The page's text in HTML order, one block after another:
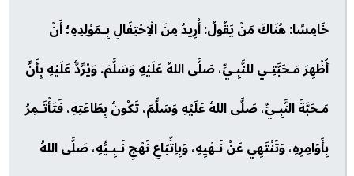
خَامِسًا: هُنَاكَ مَنْ يَقُولُ: أُرِيدُ مِنَ الْاِحْتِفَالِ بِـمَوْلِدِهِ؛ أَنْ
أُظْهِرَ مَـحَبَّتِـي للنَّبِـيِّ، صَلَّى اللهُ عَلَيْهِ وَسَلَّمَ. وَيُرَّدُّ عَلَيْهِ بِأَنَّ
مَـحَبَّةَ النَّبِـيِّ، صَلَّى اللهُ عَلَيْهِ وَسَلَّمَ، تَكُونُ بِطَاعَتِهِ، فَتَأْتَـمِرُ
بِأَوَامِرِهِ، وَتَنْتَهِي عَنْ نَـهْيِهِ، وَبِاِتِّبَاعِ نَهْجِ نَـبِـيِّهِ، صَلَّى اللهُ